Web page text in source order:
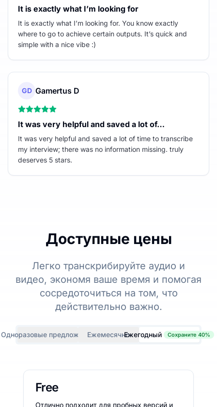
It is exactly what I’m looking for
It is exactly what I’m looking for. You know exactly
where to go to achieve certain outputs. It’s quick and
simple with a nice vibe :)
GD Gamertus D
It was very helpful and saved a lot of…
It was very helpful and saved a lot of time to transcribe
my interview; there was no information missing. truly
deserves 5 stars.
Доступные цены
Легко транскрибируйте аудио и
видео, экономя ваше время и помогая
сосредоточиться на том, что
действительно важно.
Одноразовые предложенияЕжемесячноЕжегодный Сохраните 40%
Free
Отлично подходит для пробных версий и